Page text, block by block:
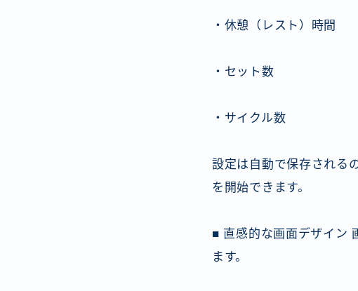
・休憩（レスト）時間
・セット数
・サイクル数
設定は自動で保存される
を開始できます。
■ 直感的な画面デザイン
ます。